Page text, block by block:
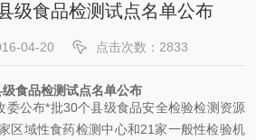
级食品检测试点名单公布
04-20 点击次数：2833
食品检测试点名单公布
委公布*批30个县级食品安全检验检测资源
区域性食药检测中心和21家一般性检验机